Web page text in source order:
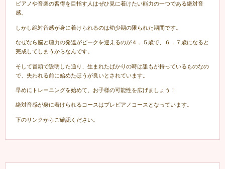
ピアノや音楽の習得を目指す人はぜひ見に着けたい能力の一つである絶対音
感。
しかし絶対音感が身に着けられるのは幼少期の限られた期間です。
なぜなら脳と聴力の発達がピークを迎えるのが４，５歳で、６，７歳になると
完成してしまうからなんです。
そして冒頭で説明した通り、生まれたばかりの時は誰もが持っているものなの
で、失われる前に始めたほうが良いとされています。
早めにトレーニングを始めて、お子様の可能性を広げましょう！
絶対音感が身に着けられるコースはプレピアノコースとなっています。
下のリンクからご確認ください。